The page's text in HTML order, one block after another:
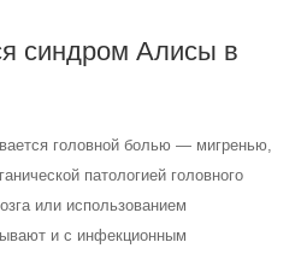
синдром Алисы в
головной болью — мигренью,
патологией головного
или использованием
и с инфекционным